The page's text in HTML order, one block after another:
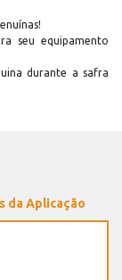
seu equipamento
durante a safra
da Aplicação